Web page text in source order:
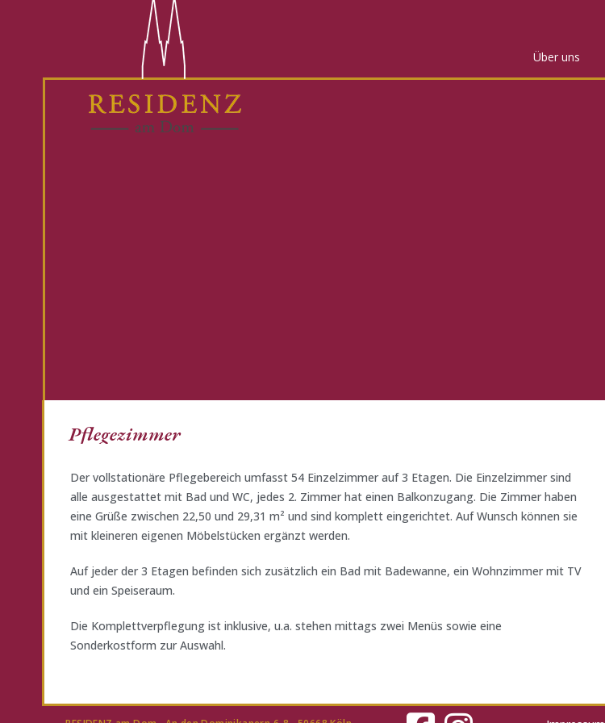
Über uns
Pflegezimmer
Der vollstationäre Pflegebereich umfasst 54 Einzelzimmer auf 3 Etagen. Die Einzelzimmer sind
alle ausgestattet mit Bad und WC, jedes 2. Zimmer hat einen Balkonzugang. Die Zimmer haben
eine Grüße zwischen 22,50 und 29,31 m² und sind komplett eingerichtet. Auf Wunsch können sie
mit kleineren eigenen Möbelstücken ergänzt werden.
Auf jeder der 3 Etagen befinden sich zusätzlich ein Bad mit Badewanne, ein Wohnzimmer mit TV
und ein Speiseraum.
Die Komplettverpflegung ist inklusive, u.a. stehen mittags zwei Menüs sowie eine
Sonderkostform zur Auswahl.